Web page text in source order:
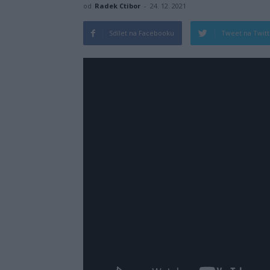
od Radek Ctibor - 24. 12. 2021
Sdílet na Facebooku Tweet na